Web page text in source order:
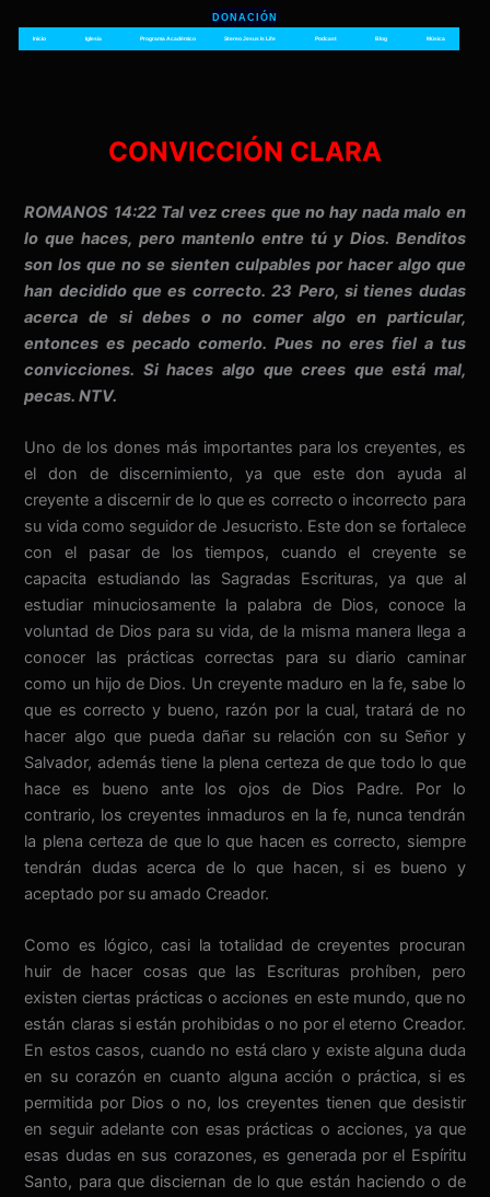
DONACIÓN
Inicio Iglesia Programa Académico Stereo Jesus Is Life Podcast Blog Música
CONVICCIÓN CLARA
ROMANOS 14:22 Tal vez crees que no hay nada malo en
lo que haces, pero mantenlo entre tú y Dios. Benditos
son los que no se sienten culpables por hacer algo que
han decidido que es correcto. 23 Pero, si tienes dudas
acerca de si debes o no comer algo en particular,
entonces es pecado comerlo. Pues no eres fiel a tus
convicciones. Si haces algo que crees que está mal,
pecas. NTV.
Uno de los dones más importantes para los creyentes, es
el don de discernimiento, ya que este don ayuda al
creyente a discernir de lo que es correcto o incorrecto para
su vida como seguidor de Jesucristo. Este don se fortalece
con el pasar de los tiempos, cuando el creyente se
capacita estudiando las Sagradas Escrituras, ya que al
estudiar minuciosamente la palabra de Dios, conoce la
voluntad de Dios para su vida, de la misma manera llega a
conocer las prácticas correctas para su diario caminar
como un hijo de Dios. Un creyente maduro en la fe, sabe lo
que es correcto y bueno, razón por la cual, tratará de no
hacer algo que pueda dañar su relación con su Señor y
Salvador, además tiene la plena certeza de que todo lo que
hace es bueno ante los ojos de Dios Padre. Por lo
contrario, los creyentes inmaduros en la fe, nunca tendrán
la plena certeza de que lo que hacen es correcto, siempre
tendrán dudas acerca de lo que hacen, si es bueno y
aceptado por su amado Creador.
Como es lógico, casi la totalidad de creyentes procuran
huir de hacer cosas que las Escrituras prohíben, pero
existen ciertas prácticas o acciones en este mundo, que no
están claras si están prohibidas o no por el eterno Creador.
En estos casos, cuando no está claro y existe alguna duda
en su corazón en cuanto alguna acción o práctica, si es
permitida por Dios o no, los creyentes tienen que desistir
en seguir adelante con esas prácticas o acciones, ya que
esas dudas en sus corazones, es generada por el Espíritu
Santo, para que disciernan de lo que están haciendo o de